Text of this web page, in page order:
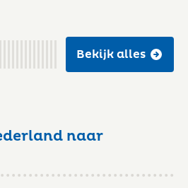
Bekijk alles
naar